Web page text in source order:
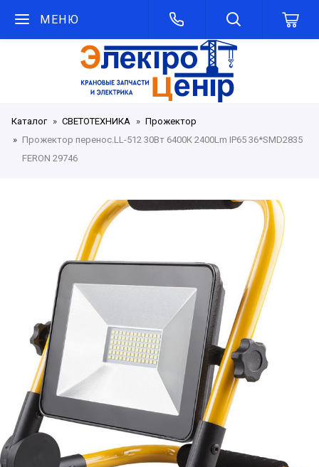
МЕНЮ
Каталог СВЕТОТЕХНИКА
Прожектор
Прожектор перенос.LL-512 30Вт 6400К 2400Lm IP65 36*SMD2835
FERON 29746